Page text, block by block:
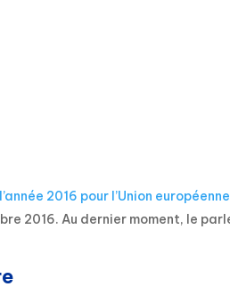
2016 pour l’Union
2016. Au dernier moment, le